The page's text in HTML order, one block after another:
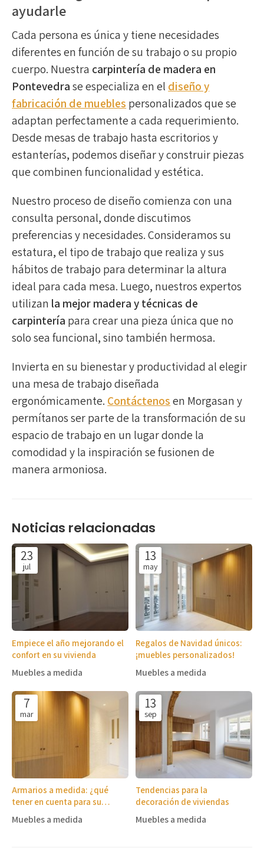
ayudarle
Cada persona es única y tiene necesidades
diferentes en función de su trabajo o su propio
cuerpo. Nuestra carpintería de madera en
Pontevedrase especializa en el diseño y
fabricación de muebles personalizados que se
adaptan perfectamente a cada requerimiento.
Desde mesas de trabajo hasta escritorios y
estanterías, podemos diseñar y construir piezas
que combinen funcionalidad y estética.
Nuestro proceso de diseño comienza con una
consulta personal, donde discutimos
preferencias y necesidades. Consideramos su
estatura, el tipo de trabajo que realiza y sus
hábitos de trabajo para determinar la altura
ideal para cada mesa. Luego, nuestros expertos
utilizan la mejor madera y técnicas de
carpintería para crear una pieza única que no
solo sea funcional, sino también hermosa.
Invierta en su bienestar y productividad al elegir
una mesa de trabajo diseñada
ergonómicamente. Contáctenosen Morgasan y
permítanos ser parte de la transformación de su
espacio de trabajo en un lugar donde la
comodidad y la inspiración se fusionen de
manera armoniosa.
Noticias relacionadas
23
jul
Empiece el año mejorando el
confort en su vivienda
Muebles a medida
13
may
Regalos de Navidad únicos:
¡muebles personalizados!
Muebles a medida
7
mar
Armarios a medida: ¿qué
tener en cuenta para su
fabricación?
Muebles a medida
13
sep
Tendencias para la
decoración de viviendas
Muebles a medida